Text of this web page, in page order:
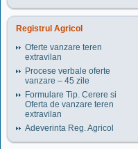
Registrul Agricol
Oferte vanzare teren
extravilan
Procese verbale oferte
vanzare – 45 zile
Formulare Tip. Cerere si
Oferta de vanzare teren
extravilan
Adeverinta Reg. Agricol